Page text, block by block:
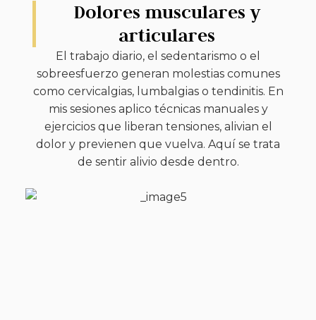
Dolores musculares y
articulares
El trabajo diario, el sedentarismo o el
sobreesfuerzo generan molestias comunes
como cervicalgias, lumbalgias o tendinitis. En
mis sesiones aplico técnicas manuales y
ejercicios que liberan tensiones, alivian el
dolor y previenen que vuelva. Aquí se trata
de sentir alivio desde dentro.